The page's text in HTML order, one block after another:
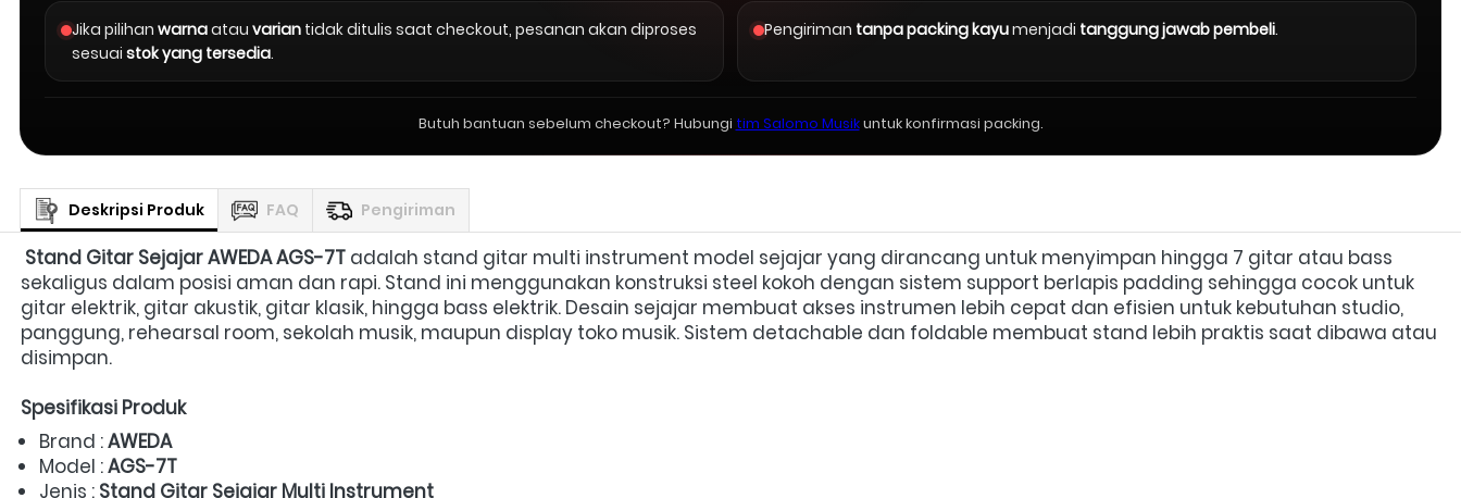
Jika pilihan warnaatau varian tidak ditulis saat checkout, pesanan akan diproses
sesuai stok yang tersedia.
Pengiriman tanpa packing kayumenjadi tanggung jawab pembeli.
Butuh bantuan sebelum checkout? Hubungi tim Salomo Musikuntuk konfirmasi packing.
Deskripsi Produk FAQ Pengiriman
Stand Gitar Sejajar AWEDA AGS-7T adalah stand gitar multi instrument model sejajar yang dirancang untuk menyimpan hingga 7 gitar atau bass
sekaligus dalam posisi aman dan rapi. Stand ini menggunakan konstruksi steel kokoh dengan sistem support berlapis padding sehingga cocok untuk
gitar elektrik, gitar akustik, gitar klasik, hingga bass elektrik. Desain sejajar membuat akses instrumen lebih cepat dan efisien untuk kebutuhan studio,
panggung, rehearsal room, sekolah musik, maupun display toko musik. Sistem detachable dan foldable membuat stand lebih praktis saat dibawa atau
disimpan.
Spesifikasi Produk
Brand : AWEDA
Model : AGS-7T
Jenis : Stand Gitar Sejajar Multi Instrument